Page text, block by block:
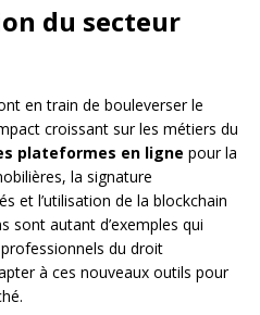
du secteur
en train de bouleverser le
croissant sur les métiers du
plateformes en ligne pour la
la signature
et l’utilisation de la blockchain
sont autant d’exemples qui
du droit
à ces nouveaux outils pour